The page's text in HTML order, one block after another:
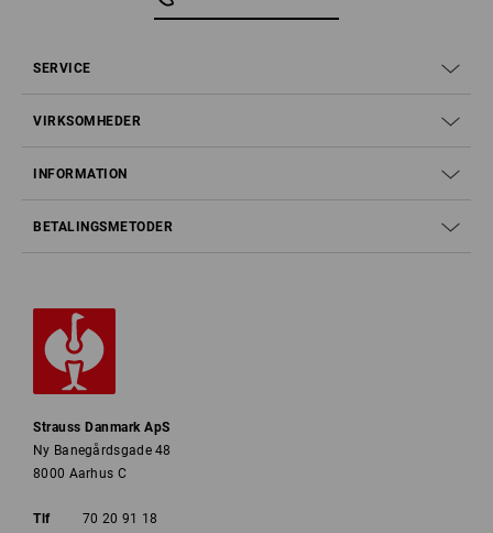
SERVICE
VIRKSOMHEDER
INFORMATION
BETALINGSMETODER
Strauss Danmark ApS
Ny Banegårdsgade 48
8000 Aarhus C
Tlf
70 20 91 18